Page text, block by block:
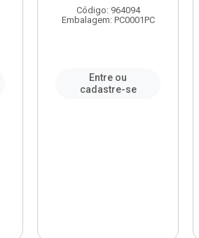
Código: 964094
Embalagem: PC0001PC
Entre ou
cadastre-se